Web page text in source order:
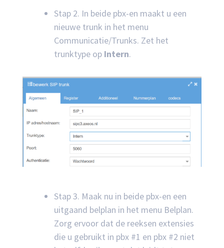
Stap 2. In beide pbx-en maakt u een
nieuwe trunk in het menu
Communicatie/Trunks. Zet het
trunktype op Intern.
Stap 3. Maak nu in beide pbx-en een
uitgaand belplan in het menu Belplan.
Zorg ervoor dat de reeksen extensies
die u gebruikt in pbx #1 en pbx #2 niet